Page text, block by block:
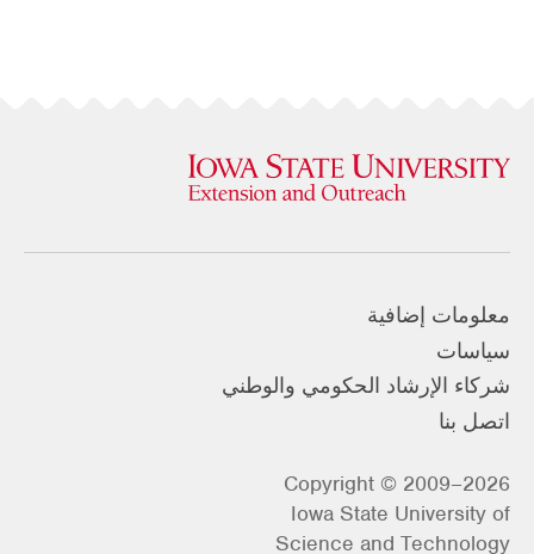
معلومات إضافية
سياسات
شركاء الإرشاد الحكومي والوطني
اتصل بنا
Copyright © 2009–2026
Iowa State University of
Science and Technology